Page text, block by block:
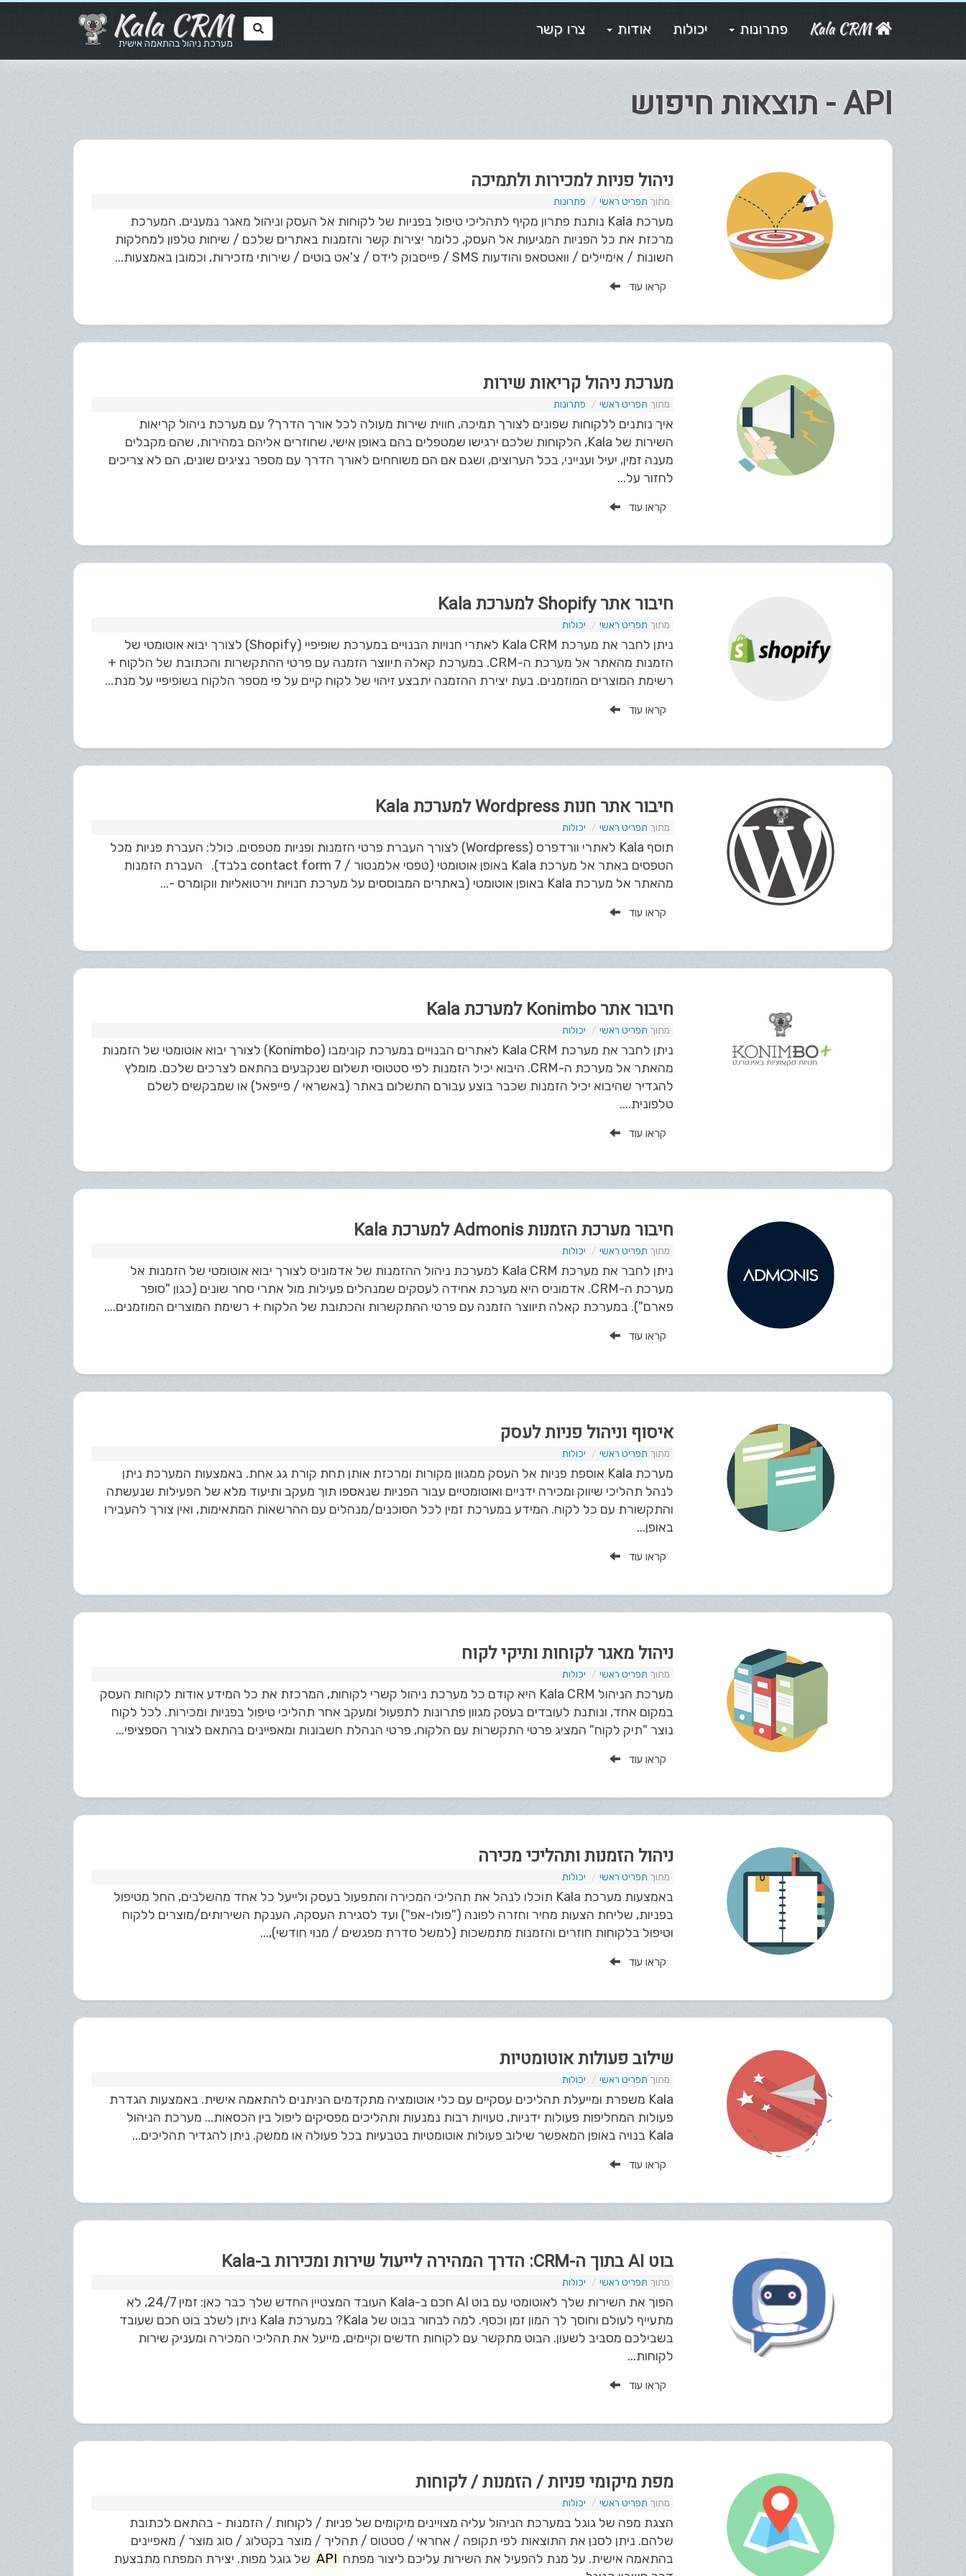
Kala CRM
מערכת ניהול בהתאמה אישית
Kala CRM פתרונות יכולות אודות צרו קשר
API - תוצאות חיפוש
ניהול פניות למכירות ולתמיכה
תפריט ראשי פתרונות
מערכת Kala נותנת פתרון מקיף לתהליכי טיפול בפניות של לקוחות אל העסק וניהול מאגר נמענים. המערכת
מרכזת את כל הפניות המגיעות אל העסק, כלומר יצירות קשר והזמנות באתרים שלכם / שיחות טלפון למחלקות
השונות / אימיילים / וואטסאפ והודעות SMS / פייסבוק לידס / צ'אט בוטים / שירותי מזכירות, וכמובן באמצעות...
קראו עוד
מערכת ניהול קריאות שירות
תפריט ראשי פתרונות
איך נותנים ללקוחות שפונים לצורך תמיכה, חווית שירות מעולה לכל אורך הדרך? עם מערכת ניהול קריאות
השירות של Kala, הלקוחות שלכם ירגישו שמטפלים בהם באופן אישי, שחוזרים אליהם במהירות, שהם מקבלים
מענה זמין, יעיל וענייני, בכל הערוצים, ושגם אם הם משוחחים לאורך הדרך עם מספר נציגים שונים, הם לא צריכים
לחזור על...
קראו עוד
חיבור אתר Shopify למערכת Kala
תפריט ראשי יכולות
ניתן לחבר את מערכת Kala CRM לאתרי חנויות הבנויים במערכת שופיפיי (Shopify) לצורך יבוא אוטומטי של
הזמנות מהאתר אל מערכת ה-CRM. במערכת קאלה תיווצר הזמנה עם פרטי ההתקשרות והכתובת של הלקוח +
רשימת המוצרים המוזמנים. בעת יצירת ההזמנה יתבצע זיהוי של לקוח קיים על פי מספר הלקוח בשופיפיי על מנת...
קראו עוד
חיבור אתר חנות Wordpress למערכת Kala
תפריט ראשי יכולות
תוסף Kala לאתרי וורדפרס (Wordpress) לצורך העברת פרטי הזמנות ופניות מטפסים. כולל: העברת פניות מכל
הטפסים באתר אל מערכת Kala באופן אוטומטי (טפסי אלמנטור / contact form 7 בלבד). העברת הזמנות
מהאתר אל מערכת Kala באופן אוטומטי (באתרים המבוססים על מערכת חנויות וירטואליות ווקומרס -...
קראו עוד
חיבור אתר Konimbo למערכת Kala
תפריט ראשי יכולות
ניתן לחבר את מערכת Kala CRM לאתרים הבנויים במערכת קונימבו (Konimbo) לצורך יבוא אוטומטי של הזמנות
מהאתר אל מערכת ה-CRM. היבוא יכיל הזמנות לפי סטטוסי תשלום שנקבעים בהתאם לצרכים שלכם. מומלץ
להגדיר שהיבוא יכיל הזמנות שכבר בוצע עבורם התשלום באתר (באשראי / פייפאל) או שמבקשים לשלם
טלפונית....
קראו עוד
חיבור מערכת הזמנות Admonis למערכת Kala
תפריט ראשי יכולות
ניתן לחבר את מערכת Kala CRM למערכת ניהול ההזמנות של אדמוניס לצורך יבוא אוטומטי של הזמנות אל
מערכת ה-CRM. אדמוניס היא מערכת אחידה לעסקים שמנהלים פעילות מול אתרי סחר שונים (כגון "סופר
פארם"). במערכת קאלה תיווצר הזמנה עם פרטי ההתקשרות והכתובת של הלקוח + רשימת המוצרים המוזמנים....
קראו עוד
איסוף וניהול פניות לעסק
תפריט ראשי יכולות
מערכת Kala אוספת פניות אל העסק ממגוון מקורות ומרכזת אותן תחת קורת גג אחת. באמצעות המערכת ניתן
לנהל תהליכי שיווק ומכירה ידניים ואוטומטיים עבור הפניות שנאספו תוך מעקב ותיעוד מלא של הפעילות שנעשתה
והתקשורת עם כל לקוח. המידע במערכת זמין לכל הסוכנים/מנהלים עם ההרשאות המתאימות, ואין צורך להעבירו
באופן...
קראו עוד
ניהול מאגר לקוחות ותיקי לקוח
תפריט ראשי יכולות
מערכת הניהול Kala CRM היא קודם כל מערכת ניהול קשרי לקוחות, המרכזת את כל המידע אודות לקוחות העסק
במקום אחד, ונותנת לעובדים בעסק מגוון פתרונות לתפעול ומעקב אחר תהליכי טיפול בפניות ומכירות. לכל לקוח
נוצר "תיק לקוח" המציג פרטי התקשרות עם הלקוח, פרטי הנהלת חשבונות ומאפיינים בהתאם לצורך הספציפי...
קראו עוד
ניהול הזמנות ותהליכי מכירה
תפריט ראשי יכולות
באמצעות מערכת Kala תוכלו לנהל את תהליכי המכירה והתפעול בעסק ולייעל כל אחד מהשלבים, החל מטיפול
בפניות, שליחת הצעות מחיר וחזרה לפונה ("פולו-אפ") ועד לסגירת העסקה, הענקת השירותים/מוצרים ללקוח
וטיפול בלקוחות חוזרים והזמנות מתמשכות (למשל סדרת מפגשים / מנוי חודשי),...
קראו עוד
שילוב פעולות אוטומטיות
תפריט ראשי יכולות
Kala משפרת ומייעלת תהליכים עסקיים עם כלי אוטומציה מתקדמים הניתנים להתאמה אישית. באמצעות הגדרת
פעולות המחליפות פעולות ידניות, טעויות רבות נמנעות ותהליכים מפסיקים ליפול בין הכסאות... מערכת הניהול
Kala בנויה באופן המאפשר שילוב פעולות אוטומטיות בטבעיות בכל פעולה או ממשק. ניתן להגדיר תהליכים...
קראו עוד
בוט AI בתוך ה-CRM: הדרך המהירה לייעול שירות ומכירות ב-Kala
תפריט ראשי יכולות
הפוך את השירות שלך לאוטומטי עם בוט AI חכם ב-Kala העובד המצטיין החדש שלך כבר כאן: זמין 24/7, לא
מתעייף לעולם וחוסך לך המון זמן וכסף. למה לבחור בבוט של Kala? במערכת Kala ניתן לשלב בוט חכם שעובד
בשבילכם מסביב לשעון. הבוט מתקשר עם לקוחות חדשים וקיימים, מייעל את תהליכי המכירה ומעניק שירות
לקוחות...
קראו עוד
מפת מיקומי פניות / הזמנות / לקוחות
תפריט ראשי יכולות
הצגת מפה של גוגל במערכת הניהול עליה מצויינים מיקומים של פניות / לקוחות / הזמנות - בהתאם לכתובת
שלהם. ניתן לסנן את התוצאות לפי תקופה / אחראי / סטטוס / תהליך / מוצר בקטלוג / סוג מוצר / מאפיינים
בהתאמה אישית. על מנת להפעיל את השירות עליכם ליצור מפתח API של גוגל מפות. יצירת המפתח מתבצעת